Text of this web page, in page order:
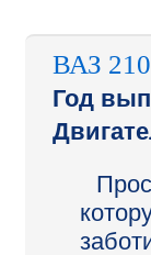
ВАЗ
Год